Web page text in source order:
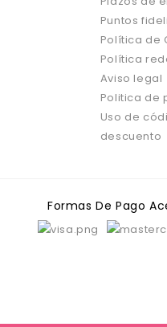
Puntos
Política de
Política
Aviso legal
Politica de
Uso de
descuento
Formas De Pago